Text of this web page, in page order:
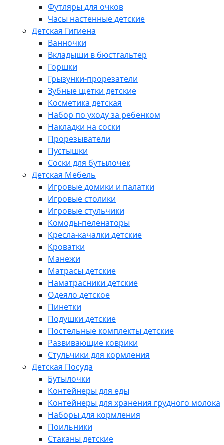
Футляры для очков
Часы настенные детские
Детская Гигиена
Ванночки
Вкладыши в бюстгальтер
Горшки
Грызунки-прорезатели
Зубные щетки детские
Косметика детская
Набор по уходу за ребенком
Накладки на соски
Прорезыватели
Пустышки
Соски для бутылочек
Детская Мебель
Игровые домики и палатки
Игровые столики
Игровые стульчики
Комоды-пеленаторы
Кресла-качалки детские
Кроватки
Манежи
Матрасы детские
Наматрасники детские
Одеяло детское
Пинетки
Подушки детские
Постельные комплекты детские
Развивающие коврики
Стульчики для кормления
Детская Посуда
Бутылочки
Контейнеры для еды
Контейнеры для хранения грудного молока
Наборы для кормления
Поильники
Стаканы детские